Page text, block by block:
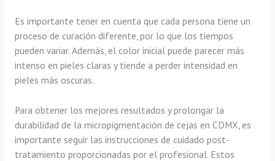
Es importante tener en cuenta que cada persona tiene un
proceso de curación diferente, por lo que los tiempos
pueden variar. Además, el color inicial puede parecer más
intenso en pieles claras y tiende a perder intensidad en
pieles más oscuras.
Para obtener los mejores resultados y prolongar la
durabilidad de la micropigmentación de cejas en CDMX, es
importante seguir las instrucciones de cuidado post-
tratamiento proporcionadas por el profesional. Estos